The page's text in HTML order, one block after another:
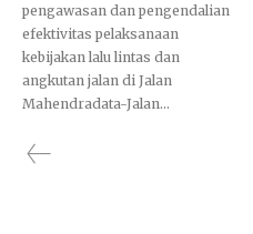
pengawasan dan pengendalian
efektivitas pelaksanaan
kebijakan lalu lintas dan
angkutan jalan di Jalan
Mahendradata-Jalan...